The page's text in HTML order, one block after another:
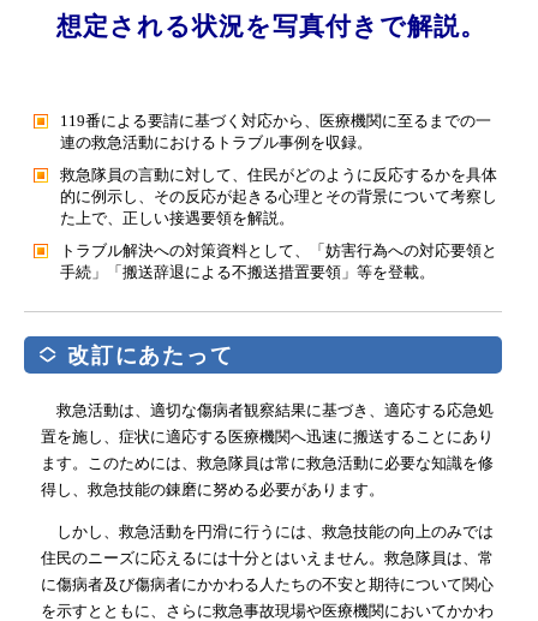
想定される状況を写真付きで解説。
119番による要請に基づく対応から、医療機関に至るまでの一
連の救急活動におけるトラブル事例を収録。
救急隊員の言動に対して、住民がどのように反応するかを具体
的に例示し、その反応が起きる心理とその背景について考察し
た上で、正しい接遇要領を解説。
トラブル解決への対策資料として、「妨害行為への対応要領と
手続」「搬送辞退による不搬送措置要領」等を登載。
改訂にあたって
救急活動は、適切な傷病者観察結果に基づき、適応する応急処
置を施し、症状に適応する医療機関へ迅速に搬送することにあり
ます。このためには、救急隊員は常に救急活動に必要な知識を修
得し、救急技能の錬磨に努める必要があります。
しかし、救急活動を円滑に行うには、救急技能の向上のみでは
住民のニーズに応えるには十分とはいえません。救急隊員は、常
に傷病者及び傷病者にかかわる人たちの不安と期待について関心
を示すとともに、さらに救急事故現場や医療機関においてかかわ